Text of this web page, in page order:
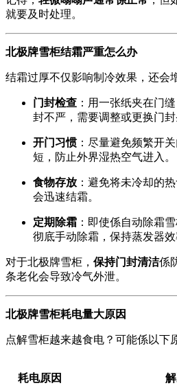
就要及时处理。
北极牌雪柜结霜严重怎么办
结霜过厚不仅影响制冷效果，还会
门封检查 ：用一张纸夹在门
封不严，需要调整或更换门封
开门习惯：尽量避免频繁开
短，防止外界湿热空气进入。
食物存放 ：避免将未冷却的
会迅速结霜。
定期除霜 ：即使係自动除霜
彻底手动除霜，保持蒸发器效
对于北极牌雪柜， 保持门封清洁係
条老化会导致冷气外泄。
北极牌雪柜耗电量大原因
点解雪柜越来越食电？可能係以下
耗电原因